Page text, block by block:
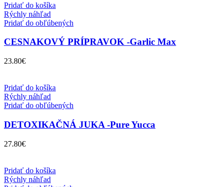
Pridať do košíka
Rýchly náhľad
Pridať do obľúbených
CESNAKOVÝ PRÍPRAVOK -Garlic Max
23.80€
Pridať do košíka
Rýchly náhľad
Pridať do obľúbených
DETOXIKAČNÁ JUKA -Pure Yucca
27.80€
Pridať do košíka
Rýchly náhľad